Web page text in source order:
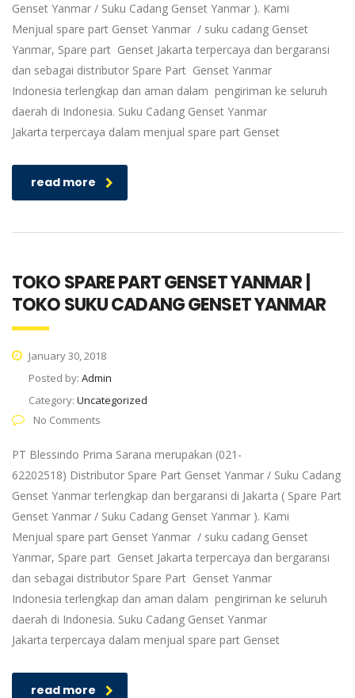
Genset Yanmar / Suku Cadang Genset Yanmar ). Kami
Menjual spare part Genset Yanmar / suku cadang Genset
Yanmar, Spare part Genset Jakarta terpercaya dan bergaransi
dan sebagai distributor Spare Part Genset Yanmar
Indonesia terlengkap dan aman dalam pengiriman ke seluruh
daerah di Indonesia. Suku Cadang Genset Yanmar
Jakarta terpercaya dalam menjual spare part Genset
read more
TOKO SPARE PART GENSET YANMAR |
TOKO SUKU CADANG GENSET YANMAR
January 30, 2018
Posted by: Admin
Category: Uncategorized
No Comments
PT Blessindo Prima Sarana merupakan (021-
62202518) Distributor Spare Part Genset Yanmar / Suku Cadang
Genset Yanmar terlengkap dan bergaransi di Jakarta ( Spare Part
Genset Yanmar / Suku Cadang Genset Yanmar ). Kami
Menjual spare part Genset Yanmar / suku cadang Genset
Yanmar, Spare part Genset Jakarta terpercaya dan bergaransi
dan sebagai distributor Spare Part Genset Yanmar
Indonesia terlengkap dan aman dalam pengiriman ke seluruh
daerah di Indonesia. Suku Cadang Genset Yanmar
Jakarta terpercaya dalam menjual spare part Genset
read more